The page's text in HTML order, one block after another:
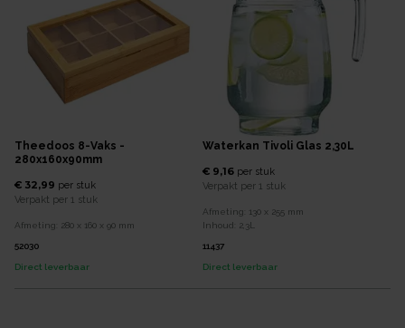
Theedoos 8-Vaks -
280x160x90mm
€ 32,99 per stuk
Verpakt per 1 stuk
Afmeting: 280 x 160 x 90 mm
52030
Direct leverbaar
Waterkan Tivoli Glas 2,30L
€ 9,16 per stuk
Verpakt per 1 stuk
Afmeting: 130 x 255 mm
Inhoud:
2,3L
11437
Direct leverbaar